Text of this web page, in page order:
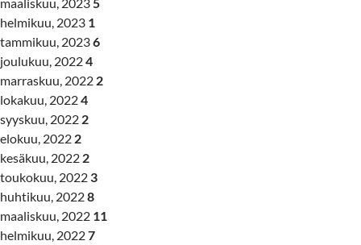
helmikuu, 2023 1
tammikuu, 20236
joulukuu, 20224
marraskuu, 2022 2
lokakuu, 20224
syyskuu, 2022 2
elokuu, 2022 2
kesäkuu, 2022 2
toukokuu, 2022 3
huhtikuu, 20228
maaliskuu, 2022 11
helmikuu, 20227